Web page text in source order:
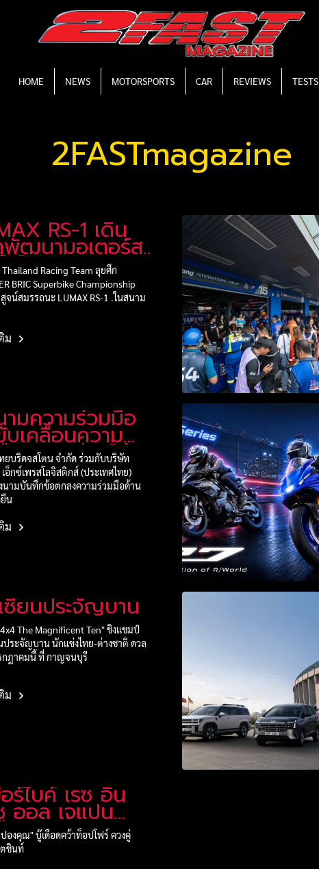
HOME NEWS MOTORSPORTS CAR REVIEWS TESTS
2FASTmagazine
RS-1 เดิน
พัฒนามอเตอร์ส
ไทย
Thailand Racing Team ลุยศึก
BRIC Superbike Championship
จน์สมรรถนะ LUMAX RS-1 .ในสนาม
ม
มความร่วมมือ
เคลื่อนความ
นตลอดห่วงโซ่
า
ยบริดจสโตน จำกัด ร่วมกับบริษัท
อ็กซ์เพรสโลจิสติกส์ (ประเทศไทย)
นามบันทึกข้อตกลงความร่วมมือด้าน
น
ม
ซียนประจัญบาน
The Magnificent Ten" ชิงแชมป์
ประจัญบาน นักแข่งไทย-ต่างชาติ ดวล
กฎาคมนี้ ที่ กาญจนบุรี
ม
ร์ไบค์ เรซ อิน
น
องคุณ" บู๊เดือดคว้าท็อปโฟร์ ควงคู่
ตชินท์